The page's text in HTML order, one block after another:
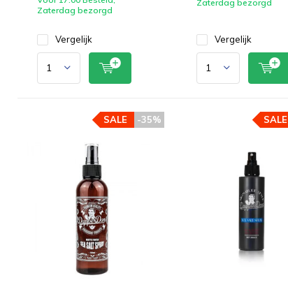
Zaterdag bezorgd
Vergelijk
Zaterdag bezorgd
Vergelijk
-35%
SALE SALE